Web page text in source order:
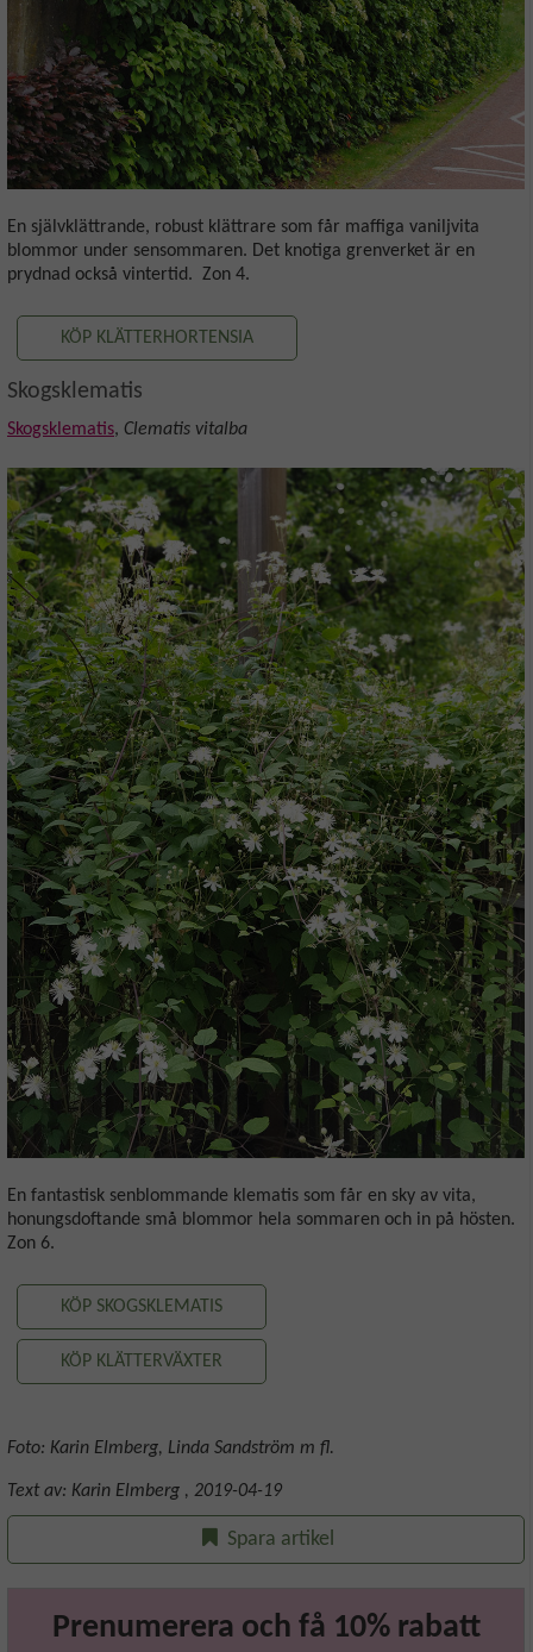
En självklättrande, robust klättrare som får maffiga vaniljvita
blommor under sensommaren. Det knotiga grenverket är en
prydnad också vintertid. Zon 4.
KÖP KLÄTTERHORTENSIA
Skogsklematis
Skogsklematis, Clematis vitalba
En fantastisk senblommande klematis som får en sky av vita,
honungsdoftande små blommor hela sommaren och in på hösten.
Zon 6.
KÖP SKOGSKLEMATIS
KÖP KLÄTTERVÄXTER
Foto: Karin Elmberg, Linda Sandström m fl.
Text av: Karin Elmberg , 2019-04-19
Spara artikel
Prenumerera och få 10% rabatt